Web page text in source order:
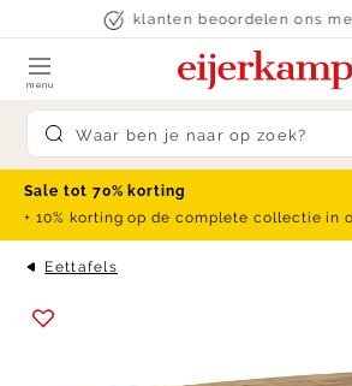
Skip to contentklanten beoordelen ons
Submit search
menu
Sale tot 70% korting
+ 10% korting op de complete collectie in
Eettafels